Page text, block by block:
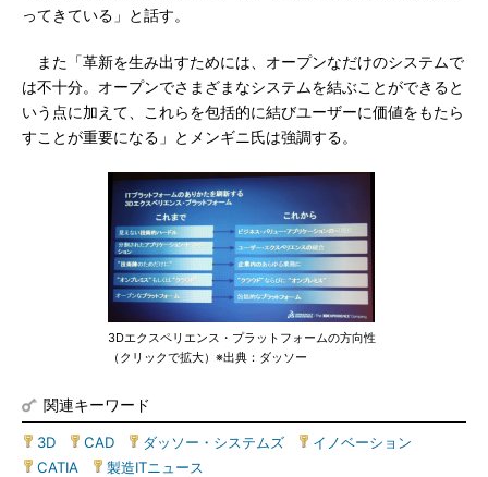
ってきている」と話す。
また「革新を生み出すためには、オープンなだけのシステムで
は不十分。オープンでさまざまなシステムを結ぶことができると
いう点に加えて、これらを包括的に結びユーザーに価値をもたら
すことが重要になる」とメンギニ氏は強調する。
3Dエクスペリエンス・プラットフォームの方向性
（クリックで拡大）※出典：ダッソー
関連キーワード
3D CAD ダッソー・システムズ イノベーション
CATIA
製造ITニュース